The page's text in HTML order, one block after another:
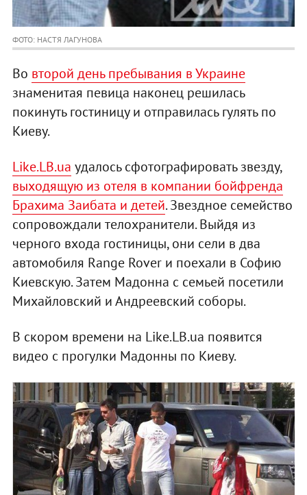
ФОТО: НАСТЯ ЛАГУНОВА
Во второй день пребывания в Украине
знаменитая певица наконец решилась
покинуть гостиницу и отправилась гулять по
Киеву.
Like.LB.ua удалось сфотографировать звезду,
выходящую из отеля в компании бойфренда
Брахима Заибата и детей. Звездное семейство
сопровождали телохранители. Выйдя из
черного входа гостиницы, они сели в два
автомобиля Range Rover и поехали в Софию
Киевскую. Затем Мадонна с семьей посетили
Михайловский и Андреевский соборы.
В скором времени на Like.LB.ua появится
видео с прогулки Мадонны по Киеву.